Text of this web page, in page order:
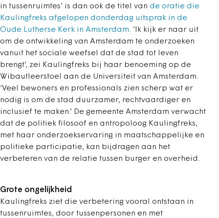
in tussenruimtes’ is dan ook de titel van de oratie die
Kaulingfreks afgelopen donderdag uitsprak in de
Oude Lutherse Kerk in Amsterdam. ‘Ik kijk er naar uit
om de ontwikkeling van Amsterdam te onderzoeken
vanuit het sociale weefsel dat de stad tot leven
brengt’, zei Kaulingfreks bij haar benoeming op de
Wibautleerstoel aan de Universiteit van Amsterdam.
‘Veel bewoners en professionals zien scherp wat er
nodig is om de stad duurzamer, rechtvaardiger en
inclusief te maken.’ De gemeente Amsterdam verwacht
dat de politiek filosoof en antropoloog Kaulingfreks,
met haar onderzoekservaring in maatschappelijke en
politieke participatie, kan bijdragen aan het
verbeteren van de relatie tussen burger en overheid.
Grote ongelijkheid
Kaulingfreks ziet die verbetering vooral ontstaan in
tussenruimtes, door tussenpersonen en met